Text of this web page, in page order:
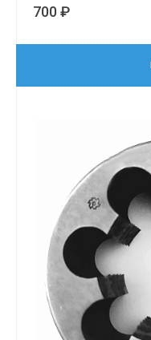
700 ₽